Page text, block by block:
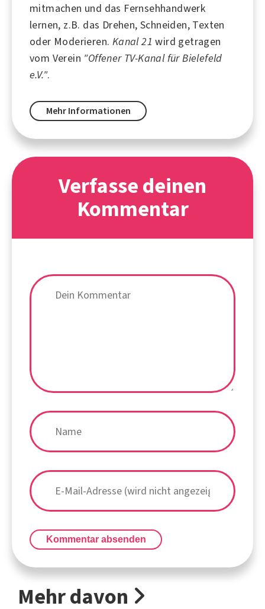
mitmachen und das Fernsehhandwerk
lernen, z.B. das Drehen, Schneiden, Texten
oder Moderieren. Kanal 21 wird getragen
vom Verein "Offener TV-Kanal für Bielefeld
e.V.".
Mehr Informationen
Verfasse deinen
Kommentar
Kommentar absenden
Mehr davon